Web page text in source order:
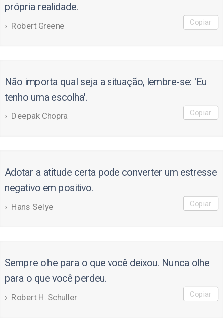
própria realidade.
Robert Greene Copiar
Não importa qual seja a situação, lembre-se: 'Eu
tenho uma escolha'.
Deepak Chopra Copiar
Adotar a atitude certa pode converter um estresse
negativo em positivo.
Hans Selye Copiar
Sempre olhe para o que você deixou. Nunca olhe
para o que você perdeu.
Robert H. Schuller Copiar